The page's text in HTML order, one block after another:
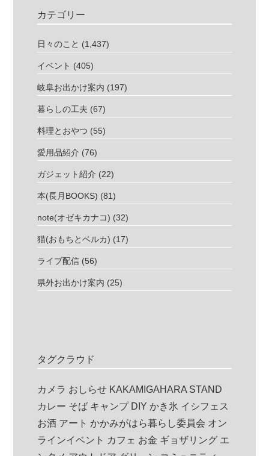
カテゴリー
日々のこと (1,437)
イベント (405)
岐阜お出かけ案内 (197)
暮らしの工夫 (67)
料理とおやつ (55)
愛用品紹介 (76)
ガジェット紹介 (22)
本(長月BOOKS) (81)
note(オゼキカナコ) (32)
猫(おもちとベルカ) (17)
ライブ配信 (56)
県外お出かけ案内 (25)
タグクラウド
カメラ おしらせ KAKAMIGAHARA STAND
カレー そば キャンプ DIY かき氷 イシフェス
お酒 アート かかみがはら暮らし委員会 オン
ラインイベント カフェ お金 ギョザリング エ